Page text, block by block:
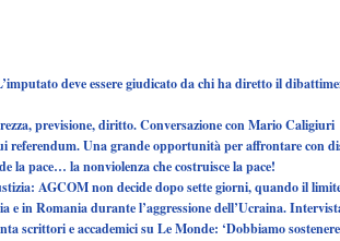
deve essere giudicato da chi ha diretto il
previsione, diritto. Conversazione con Mario Caligiuri
referendum. Una grande opportunità per affrontare con
la pace… la nonviolenza che costruisce la pace!
AGCOM non decide dopo sette giorni, quando il
e in Romania durante l’aggressione dell’Ucraina.
scrittori e accademici su Le Monde: ‘Dobbiamo